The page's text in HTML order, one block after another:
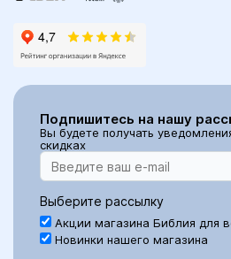
Подпишитесь на нашу
Вы будете получать
скидках
Выберите рассылку
Акции магазина Библия для
Новинки нашего магазина